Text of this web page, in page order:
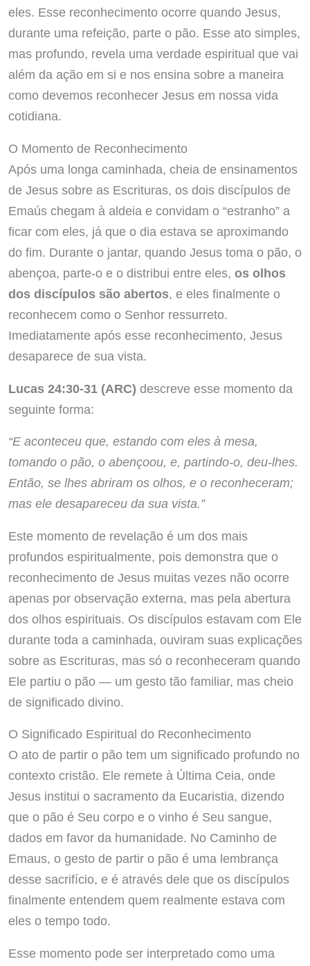
eles. Esse reconhecimento ocorre quando Jesus,
durante uma refeição, parte o pão. Esse ato simples,
mas profundo, revela uma verdade espiritual que vai
além da ação em si e nos ensina sobre a maneira
como devemos reconhecer Jesus em nossa vida
cotidiana.
O Momento de Reconhecimento
Após uma longa caminhada, cheia de ensinamentos
de Jesus sobre as Escrituras, os dois discípulos de
Emaús chegam à aldeia e convidam o “estranho” a
ficar com eles, já que o dia estava se aproximando
do fim. Durante o jantar, quando Jesus toma o pão, o
abençoa, parte-o e o distribui entre eles, os olhos
dos discípulos são abertos, e eles finalmente o
reconhecem como o Senhor ressurreto.
Imediatamente após esse reconhecimento, Jesus
desaparece de sua vista.
Lucas 24:30-31 (ARC) descreve esse momento da
seguinte forma:
“E aconteceu que, estando com eles à mesa,
tomando o pão, o abençoou, e, partindo-o, deu-lhes.
Então, se lhes abriram os olhos, e o reconheceram;
mas ele desapareceu da sua vista.”
Este momento de revelação é um dos mais
profundos espiritualmente, pois demonstra que o
reconhecimento de Jesus muitas vezes não ocorre
apenas por observação externa, mas pela abertura
dos olhos espirituais. Os discípulos estavam com Ele
durante toda a caminhada, ouviram suas explicações
sobre as Escrituras, mas só o reconheceram quando
Ele partiu o pão — um gesto tão familiar, mas cheio
de significado divino.
O Significado Espiritual do Reconhecimento
O ato de partir o pão tem um significado profundo no
contexto cristão. Ele remete à Última Ceia, onde
Jesus institui o sacramento da Eucaristia, dizendo
que o pão é Seu corpo e o vinho é Seu sangue,
dados em favor da humanidade. No Caminho de
Emaus, o gesto de partir o pão é uma lembrança
desse sacrifício, e é através dele que os discípulos
finalmente entendem quem realmente estava com
eles o tempo todo.
Esse momento pode ser interpretado como uma